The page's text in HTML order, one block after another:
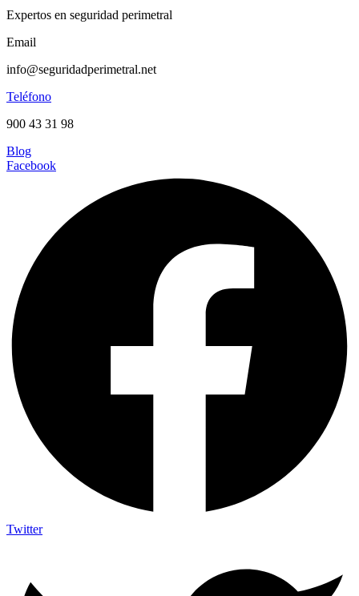
Expertos en seguridad perimetral
Email
info@seguridadperimetral.net
Teléfono
900 43 31 98
Blog
Facebook
Twitter